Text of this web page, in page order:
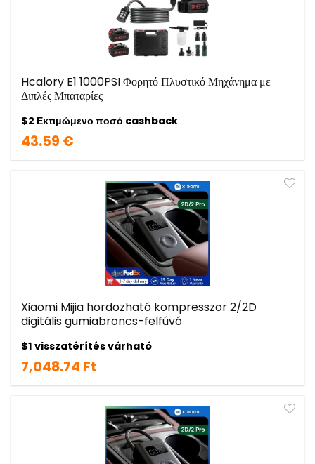
Hcalory E1 1000PSI Φορητό Πλυστικό Μηχάνημα με
Διπλές Μπαταρίες
$2 Εκτιμώμενο ποσό cashback
43.59 €
Xiaomi Mijia hordozható kompresszor 2/2D
digitális gumiabroncs-felfúvó
$1 visszatérítés várható
7,048.74 Ft